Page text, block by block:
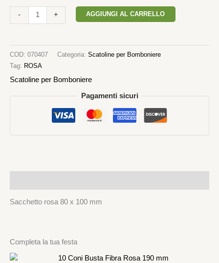
- + AGGIUNGI AL CARRELLO
COD: 070407 Categoria: Scatoline per Bomboniere
Tag: ROSA
Scatoline per Bomboniere
Pagamenti sicuri
Sacchetto rosa 80 x 100 mm
Completa la tua festa